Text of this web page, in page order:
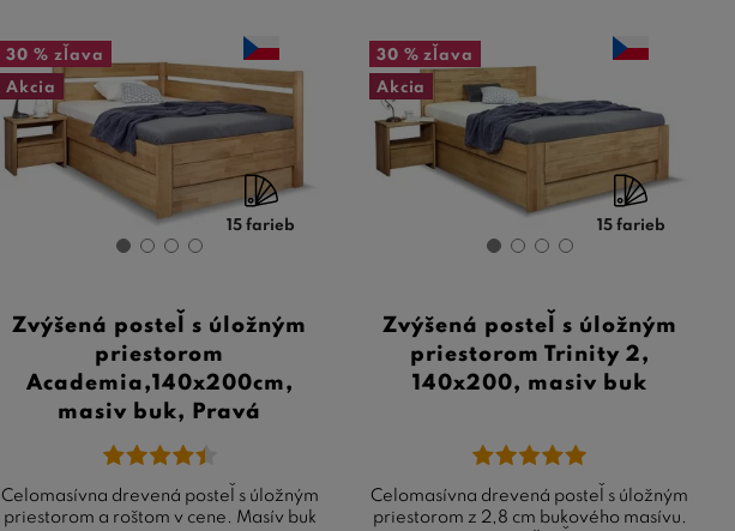
30 % zľava
Akcia
15 farieb
Zvýšená posteľ s úložným
priestorom
Academia,140x200cm,
masiv buk, Pravá
Celomasívna drevená posteľ s úložným
priestorom a roštom v cene. Masív buk
30 % zľava
Akcia
15 farieb
Zvýšená posteľ s úložným
priestorom Trinity 2,
140x200, masiv buk
Celomasívna drevená posteľ s úložným
priestorom z 2,8 cm bukového masívu.